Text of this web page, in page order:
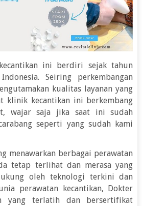
ini berdiri sejak tahun
Seiring perkembangan
kualitas layanan yang
klinik kecantikan ini berkembang
wajar saja jika saat ini sudah
seperti yang sudah kami
menawarkan berbagai perawatan
tetap terlihat dan merasa yang
oleh teknologi terkini dan
perawatan kecantikan, Dokter
yang terlatih dan bersertifikat